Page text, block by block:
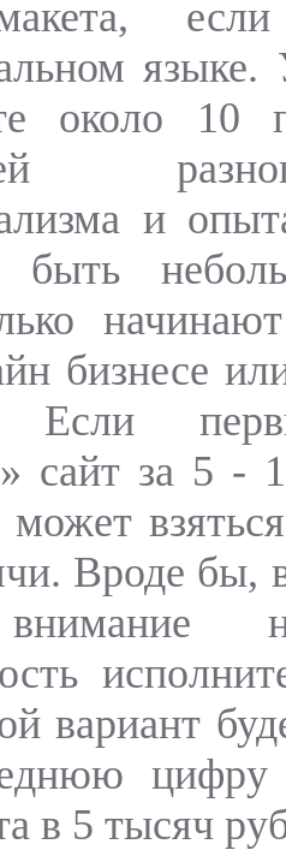
языке.
около 10
и
бизнесе
Если
сайт за 5 -
Вроде бы,
вариант
цифру
в 5 тысяч